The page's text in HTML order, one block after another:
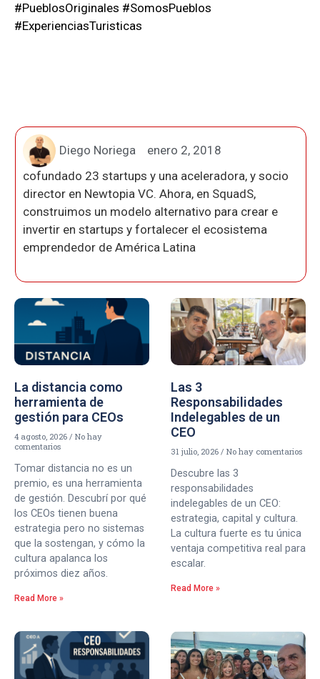
#PueblosOriginales #SomosPueblos
#ExperienciasTuristicas
Diego Noriega
enero 2, 2018
cofundado 23 startups y una aceleradora, y socio
director en Newtopia VC. Ahora, en SquadS,
construimos un modelo alternativo para crear e
invertir en startups y fortalecer el ecosistema
emprendedor de América Latina
La distancia como
herramienta de
gestión para CEOs
4 agosto, 2026
No hay
comentarios
Tomar distancia no es un
premio, es una herramienta
de gestión. Descubrí por qué
los CEOs tienen buena
estrategia pero no sistemas
que la sostengan, y cómo la
cultura apalanca los
próximos diez años.
Read More »
Las 3
Responsabilidades
Indelegables de un
CEO
31 julio, 2026 No hay comentarios
Descubre las 3
responsabilidades
indelegables de un CEO:
estrategia, capital y cultura.
La cultura fuerte es tu única
ventaja competitiva real para
escalar.
Read More »